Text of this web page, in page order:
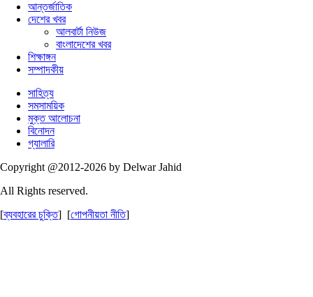
আন্তর্জাতিক
দেশের খবর
আলবার্টা নিউজ
বাংলাদেশের খবর
শিক্ষাঙ্গন
সম্পাদকীয়
সাহিত্য
সমসাময়িক
মুক্ত আলোচনা
বিনোদন
গ্যালারি
Copyright @2012-2026 by Delwar Jahid
All Rights reserved.
[ব্যবহারের চুক্তি] [গোপনীয়তা নীতি]